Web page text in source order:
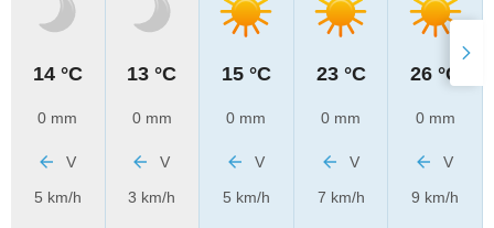
14 °C
0 mm
V
5 km/h
13 °C
0 mm
V
3 km/h
15 °C
0 mm
V
5 km/h
23 °C
0 mm
V
7 km/h
26 °C
0 mm
V
9 km/h